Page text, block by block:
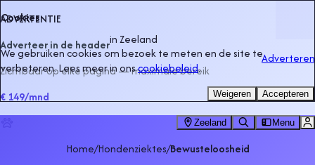
ADVERTENTIE
Adverteer in de headerinZeeland
Zichtbaar op elke pagina — maximale bereik
€ 149/mnd
Adverteren
Zeeland Menu
Home/Hondenziektes/Bewusteloosheid
Cookies
We gebruiken cookies om bezoek te meten en de site te
verbeteren. Lees meer in onscookiebeleid.
Weigeren Accepteren